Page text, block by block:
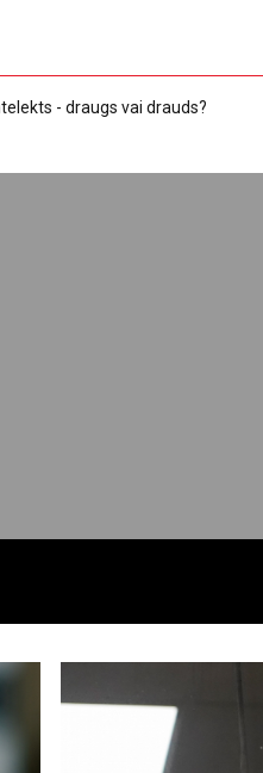
- draugs vai drauds?